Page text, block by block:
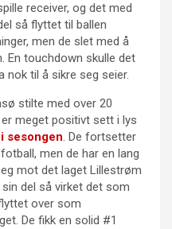
receiver, og det med
så flyttet til ballen
men de slet med å
En touchdown skulle det
nok til å sikre seg seier.
stilte med over 20
meget positivt sett i lys
sesongen. De fortsetter
men de har en lang
mot det laget Lillestrøm
del så virket det som
over som
De fikk en solid #1